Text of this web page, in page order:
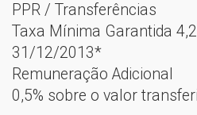
PPR / Transferências
Taxa Mínima Garantida
31/12/2013*
Remuneração Adicional
0,5% sobre o valor